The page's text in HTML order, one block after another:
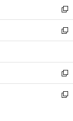
く
ド
ウ
で
開
ィ
ン
ド
ウ
開
く
い
ウ
ィ
ン
ウ
で
開
く
新
し
い
ウ
ン
ド
ウ
で
新
し
ウ
ィ
ン
ド
新
し
い
新